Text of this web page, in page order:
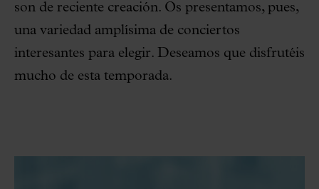
son de reciente creación. Os presentamos, pues,
una variedad amplísima de conciertos
interesantes para elegir. Deseamos que disfrutéis
mucho de esta temporada.